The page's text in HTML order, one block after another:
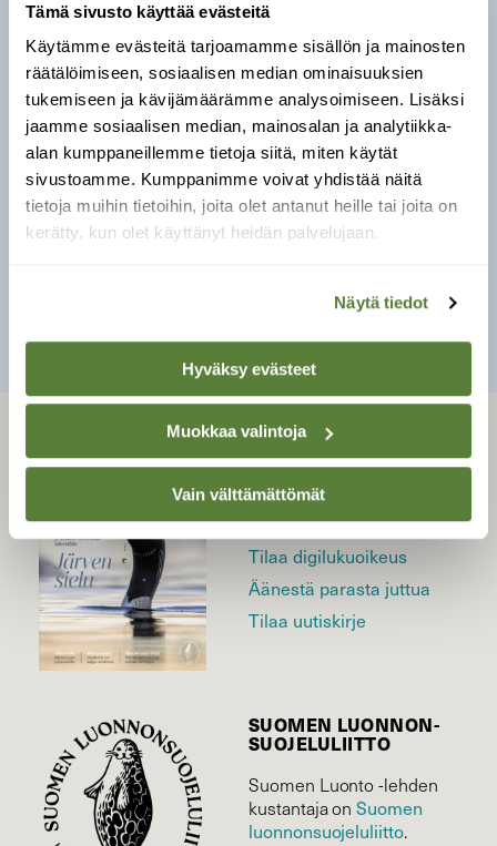
Tämä sivusto käyttää evästeitä
Käytämme evästeitä tarjoamamme sisällön ja mainosten
räätälöimiseen, sosiaalisen median ominaisuuksien
tukemiseen ja kävijämäärämme analysoimiseen. Lisäksi
jaamme sosiaalisen median, mainosalan ja analytiikka-
alan kumppaneillemme tietoja siitä, miten käytät
sivustoamme. Kumppanimme voivat yhdistää näitä
tietoja muihin tietoihin, joita olet antanut heille tai joita on
kerätty, kun olet käyttänyt heidän palvelujaan.
Näytä tiedot
Hyväksy evästeet
Muokkaa valintoja
Vain välttämättömät
Euconulus fulvus
Leveys:2,8–3,5 mm.
Kartiomainen ja pieni, kuori on väriltään
kellertävänruskea.
Yleinen laji, jota tavataan koko maassa,
jokapaikan laji.
LEHTI
Uusin lehti
Tilaa Suomen Luonto
Tilaa digilukuoikeus
Äänestä parasta juttua
Tilaa uutiskirje
SUOMEN LUONNON­
SUOJELU­LIITTO
Suomen Luonto -lehden
kustantaja onSuomen
luonnonsuojelu­liitto.